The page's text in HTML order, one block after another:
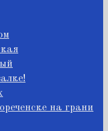
на грани